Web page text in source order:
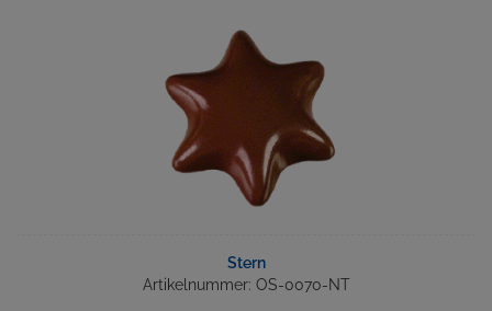
Stern
Artikelnummer: OS-0070-NT